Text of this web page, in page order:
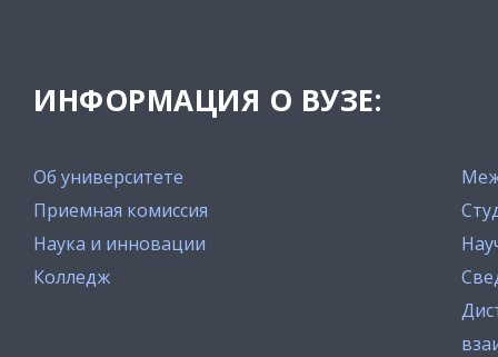
ИНФОРМАЦИЯ О ВУЗЕ:
Об университете
Приемная комиссия
Наука и инновации
Колледж